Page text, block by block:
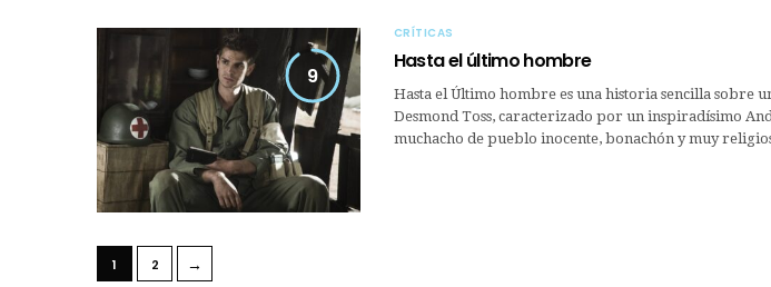
9
CRÍTICAS
Hasta el último hombre
Hasta el Último hombre es una historia sencilla sobre
Desmond Toss, caracterizado por un inspiradísimo
muchacho de pueblo inocente, bonachón y muy
1 2 →